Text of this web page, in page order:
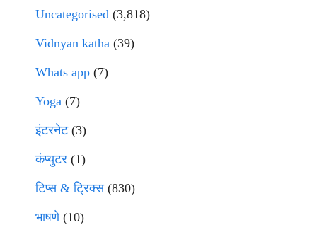
Uncategorised (3,818)
Vidnyan katha (39)
Whats app (7)
Yoga (7)
इंटरनेट(3)
कंप्युटर (1)
टिप्स & ट्रिक्स(830)
भाषणे(10)